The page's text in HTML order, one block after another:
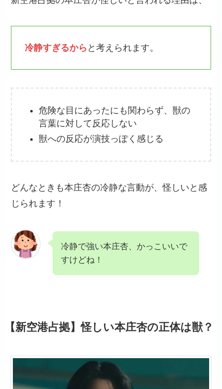
冷静すぎるから と考えられます。
危険な目にあったにも関わらず、獣の
言葉に対して反応しない
獣への反応が演技っぽく感じる
どんなときも本庄杏の冷静な言動が、怪しいと感
じられます！
冷静で強い本庄杏、かっこいいで
すけどね！
【新空港占拠】怪しい本庄杏の正体は獣？